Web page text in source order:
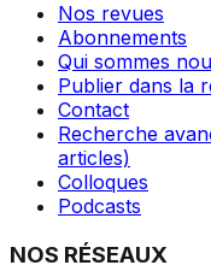
Nos revues
Abonnements
Qui sommes
Publier dans la
Contact
Recherche
articles)
Colloques
Podcasts
NOS RÉSEAUX